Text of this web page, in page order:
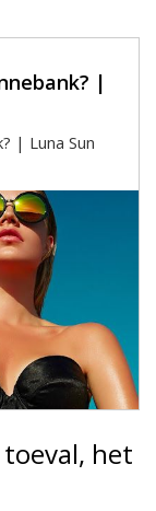
|
| Luna Sun
het